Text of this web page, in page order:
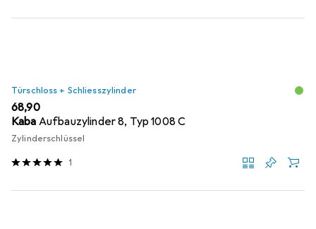
Türschloss + Schliesszylinder
EUR
68,90
Kaba Aufbauzylinder 8, Typ 1008 C
Zylinderschlüssel
1